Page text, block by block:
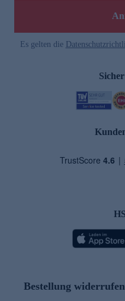
Es gelten die
Bestellung widerrufen